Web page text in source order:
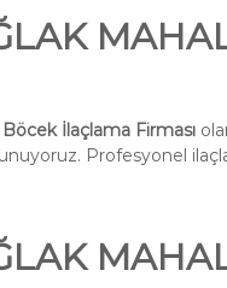
İlaçlama Firması
Profesyonel